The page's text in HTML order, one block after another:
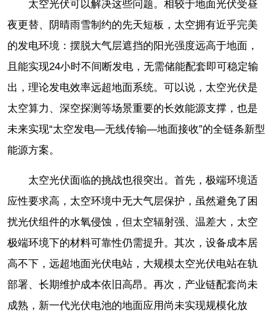
太空光伏可以解决这些问题。相较于地面光伏受昼
夜更替、阴晴雨雪制约的先天短板，太空拥有近乎完美
的发电环境：摆脱大气层遮挡的阳光强度远高于地面，
且能实现24小时不间断发电，无需储能配套即可稳定输
出，理论发电效率远超地面系统。可以说，太空光伏是
太空算力、深空探测等场景重要的长效能源支撑，也是
未来实现“太空发电—无线传输—地面接收”的全链条新型
能源方案。
太空光伏面临的挑战也很突出。首先，极端环境适
应性要求高，太空环境中无大气层保护，虽然避免了困
扰光伏组件的水氧侵蚀，但太空辐射强、温差大，太空
极端环境下的材料可靠性仍需提升。其次，设备成本居
高不下，远超地面光伏电站，大规模太空光伏电站在轨
部署、长期维护成本依旧高昂。再次，产业链配套尚未
成熟，新一代光伏电池的地面应用尚未实现规模化放